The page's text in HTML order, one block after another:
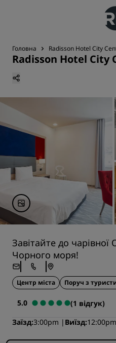
Головна Radisson Hotel City
Radisson Hotel City
Завітайте до
Чорного моря!
Центр міста Поруч з
5.0
(1 відгук)
Заїзд 3:00pm Виїзд 12:00pm